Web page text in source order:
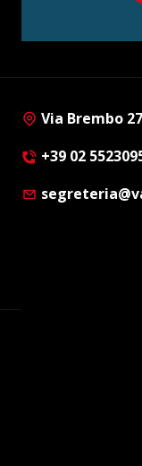
Via Brembo
+39 02